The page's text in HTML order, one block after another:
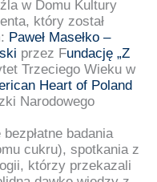
w Domu Kultury
który został
Paweł Masełko –
przez Fundację „Z
Trzeciego Wieku w
Heart of Poland
Narodowego
badania
cukru), spotkania z
którzy przekazali